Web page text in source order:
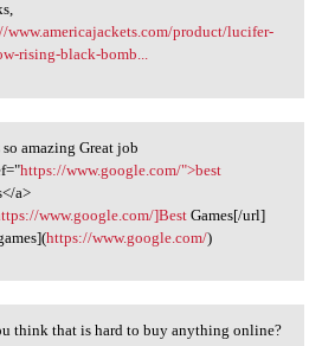
www.americajackets.com/product/lucifer-
rising-black-bomb...
amazing Great job
amazing Great job
https://www.google.com/">best
a>
www.google.com/]BestGames[/url]
https://www.google.com/)
think that is hard to buy anything online?